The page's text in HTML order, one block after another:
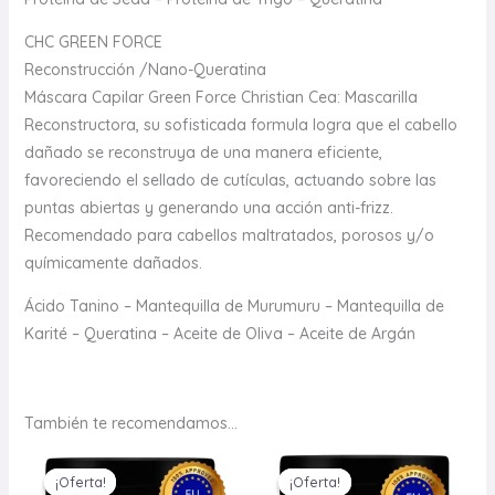
CHC GREEN FORCE
Reconstrucción /Nano-Queratina
Máscara Capilar Green Force Christian Cea: Mascarilla
Reconstructora, su sofisticada formula logra que el cabello
dañado se reconstruya de una manera eficiente,
favoreciendo el sellado de cutículas, actuando sobre las
puntas abiertas y generando una acción anti-frizz.
Recomendado para cabellos maltratados, porosos y/o
químicamente dañados.
Ácido Tanino – Mantequilla de Murumuru – Mantequilla de
Karité – Queratina – Aceite de Oliva – Aceite de Argán
También te recomendamos…
¡Oferta!
¡Oferta!
El
precio
El
¡Oferta!
¡Oferta!
El
precio
El
precio